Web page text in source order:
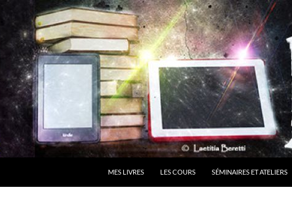
MES LIVRES LES COURS SÉMINAIRES ET ATELIERS